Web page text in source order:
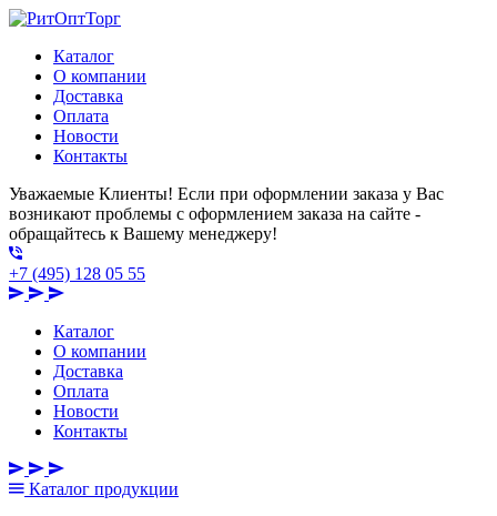
Каталог
О компании
Доставка
Оплата
Новости
Контакты
Уважаемые Клиенты! Если при оформлении заказа у Вас
возникают проблемы с оформлением заказа на сайте -
обращайтесь к Вашему менеджеру!
+7 (495) 128 05 55
Каталог
О компании
Доставка
Оплата
Новости
Контакты
Каталог продукции